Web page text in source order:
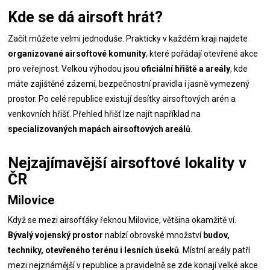
Kde se dá airsoft hrát?
Začít můžete velmi jednoduše. Prakticky v každém kraji najdete
organizované airsoftové komunity, které pořádají otevřené akce
pro veřejnost. Velkou výhodou jsou oficiální hřiště a areály, kde
máte zajištěné zázemí, bezpečnostní pravidla i jasně vymezený
prostor. Po celé republice existují desítky airsoftových arén a
venkovních hřišť. Přehled hřišť lze najít například na
specializovaných mapách airsoftových areálů
Nejzajímavější airsoftové lokality v
ČR
Milovice
Když se mezi airsofťáky řeknou Milovice, většina okamžitě ví.
Bývalý vojenský prostor nabízí obrovské množství budov,
techniky, otevřeného terénu i lesních úseků . Místní areály patří
mezi nejznámější v republice a pravidelně se zde konají velké akce.